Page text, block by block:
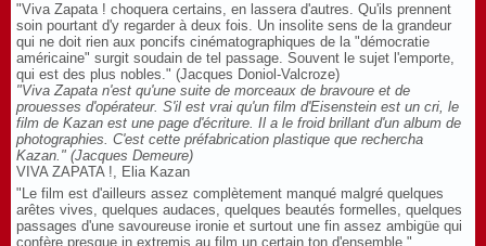
"Viva Zapata ! choquera certains, en lassera d'autres. Qu'ils prennent
soin pourtant d'y regarder à deux fois. Un insolite sens de la grandeur
qui ne doit rien aux poncifs cinématographiques de la "démocratie
américaine" surgit soudain de tel passage. Souvent le sujet l'emporte,
qui est des plus nobles." (Jacques Doniol-Valcroze)
"Viva Zapata n'est qu'une suite de morceaux de bravoure et de
prouesses d'opérateur. S'il est vrai qu'un film d'Eisenstein est un cri, le
film de Kazan est une page d'écriture. Il a le froid brillant d'un album de
photographies. C'est cette préfabrication plastique que rechercha
Kazan." (Jacques Demeure)
VIVA ZAPATA !, Elia Kazan
"Le film est d'ailleurs assez complètement manqué malgré quelques
arêtes vives, quelques audaces, quelques beautés formelles, quelques
passages d'une savoureuse ironie et surtout une fin assez ambigüe qui
confère presque in extremis au film un certain ton d'ensemble."